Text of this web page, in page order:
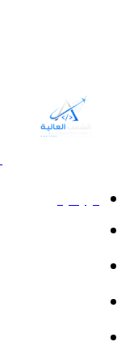
الرئيسية